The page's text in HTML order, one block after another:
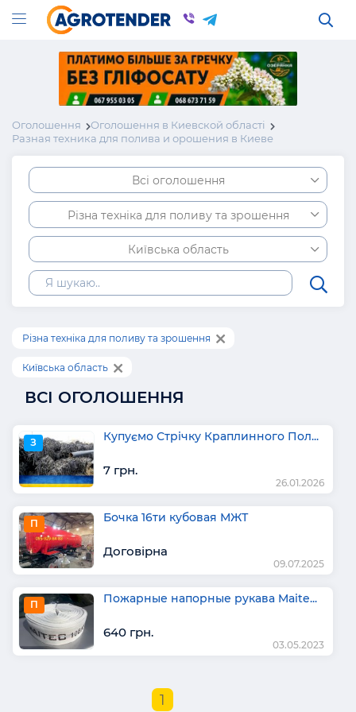
Оголошення
Оголошення в Киевской області
Разная техника для полива и орошения в Киеве
Всі оголошення
Різна техніка для поливу та зрошення
Київська область
Різна техніка для поливу та зрошення
Київська область
ВСІ ОГОЛОШЕННЯ
З Купуємо Стрічку Краплинного Пол...
7 грн.
26.01.2026
П Бочка 16ти кубовая МЖТ
Договірна
09.07.2025
П Пожарные напорные рукава Maite...
640 грн.
03.05.2023
1